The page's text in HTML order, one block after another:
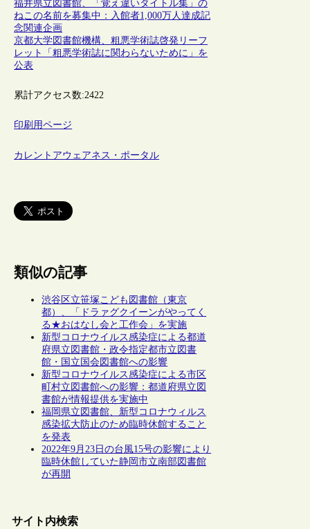
福井県立図書館、「覚え違いタイトル集」の
ねこの名前を募集中：入館者1,000万人達成記
念関連企画
京都大学図書館機構、粗悪学術誌啓発リーフ
レット「粗悪学術誌に関わらないために」を
公表
累計アクセス数:2422
印刷用ページ
カレントアウェアネス・ポータル
類似の記事
渋谷区立笹塚こども図書館（東京
都）、「ドラァグクイーンがやってく
る★おはなし会と工作会」を実施
新型コロナウイルス感染症による都道
府県立図書館・政令指定都市立図書
館・国立国会図書館への影響
新型コロナウイルス感染症による市区
町村立図書館への影響：都道府県立図
書館が情報提供を実施中
福岡県立図書館、新型コロナウィルス
感染拡大防止のため臨時休館すること
を発表
2022年9月23日の台風15号の影響により
臨時休館していた静岡市立南部図書館
が再開
サイト内検索